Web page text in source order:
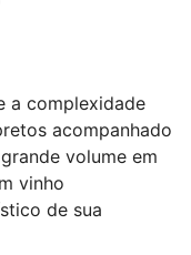
a complexidade
acompanhado
volume em
vinho
de sua